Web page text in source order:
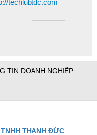
techlubtdc.com
TIN DOANH NGHIỆP
THANH ĐỨC